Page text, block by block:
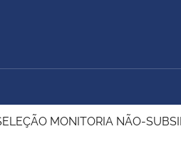
UniãoMONITORIA NÃO-